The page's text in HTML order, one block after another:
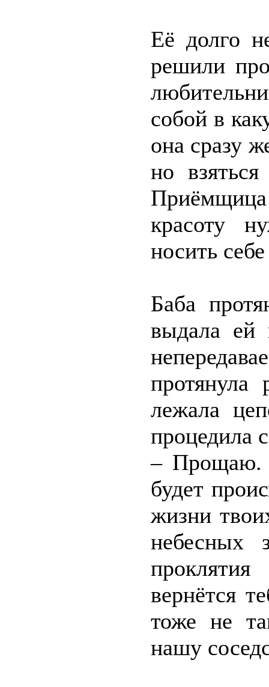
Её долго
решили
собой в
она сразу
но
красоту
носить
Баба
выдала
протянула
лежала
процедила
– Прощаю.
будет
жизни
небесных
вернётся
тоже не
нашу